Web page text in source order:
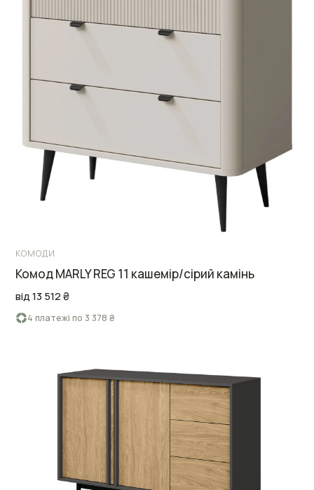
КОМОДИ
Комод MARLY REG 11 кашемір/сірий камінь
від 13 512 ₴
4 платежі по 3 378 ₴